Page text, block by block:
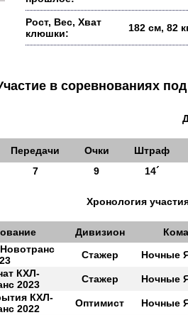
Рост, Вес, Хват
клюшки:
182 см, 82
в соревнованиях
Передачи Очки
Штраф
7 9 14´
Хронология
Дивизион
Стажер Ночные
КХЛ-
2023
Стажер Ночные
КХЛ-
2022
Оптимист Ночные